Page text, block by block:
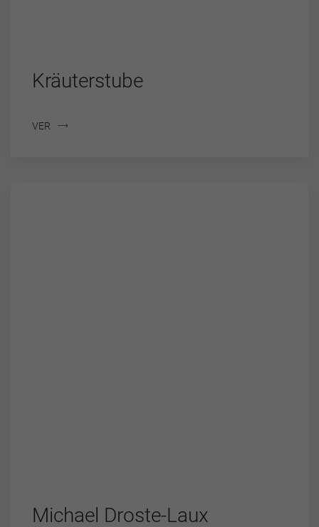
Kräuterstube
VER
Michael Droste-Laux